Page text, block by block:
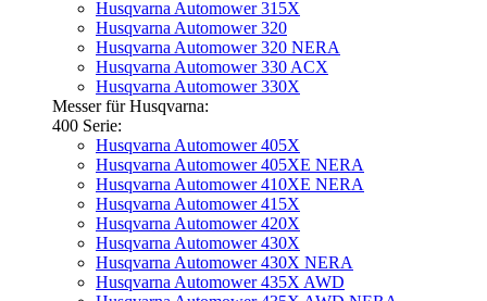
Husqvarna Automower 315X
Husqvarna Automower 320
Husqvarna Automower 320 NERA
Husqvarna Automower 330 ACX
Husqvarna Automower 330X
Messer für Husqvarna:
400 Serie:
Husqvarna Automower 405X
Husqvarna Automower 405XE NERA
Husqvarna Automower 410XE NERA
Husqvarna Automower 415X
Husqvarna Automower 420X
Husqvarna Automower 430X
Husqvarna Automower 430X NERA
Husqvarna Automower 435X AWD